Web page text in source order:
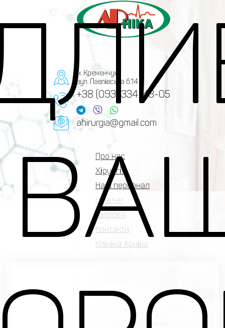
м. Кременчук,
вул. Павлівська б.14
+38 (093) 334-43-05
ahirurgia@gmail.com
Про нас
Хірургія
Наш персонал
Новини
Галерея
Контакти
Клініка Арніка